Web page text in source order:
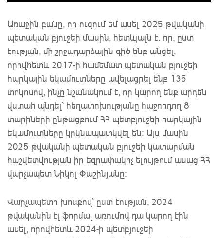
Առաջին բանը, որ ուզում եմ ասել 2025 թվականի
պետական բյուջեի մասին, հետևյալն է. որ, ըստ
էության, մի շրջադարձային գիծ ենք անցել,
որովհետև 2017-ի համեմատ պետական բյուջեի
հարկային եկամուտները ավելացրել ենք 135
տոկոսով, ինչը նշանակում է, որ կարող ենք արդեն
վստահ պնդել՝ հեղափոխությանը հաջորդող 8
տարիների ընթացքում ՀՀ պետբյուջեի հարկային
եկամուտները կրկնապատկվել են: Այս մասին
2025 թվականի պետական բյուջեի կատարման
հաշվետվության իր եզրափակիչ ելույթում ասաց ՀՀ
վարչապետ Նիկոլ Փաշինյանը:
Վարչապետի խոսքով՝ ըստ էության, 2024
թվականին էլ ֆորմալ առումով դա կարող էին
ասել, որովհետև 2024-ի պետբյուջեի